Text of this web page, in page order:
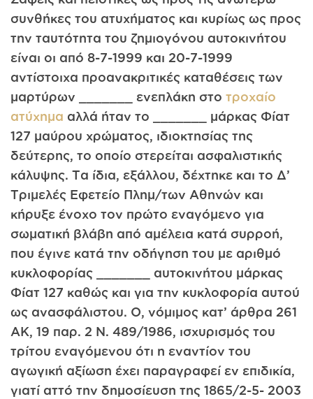
συνθήκες του ατυχήματος και κυρίως ως προς
την ταυτότητα του ζημιογόνου αυτοκινήτου
είναι οι από 8-7-1999 και 20-7-1999
αντίστοιχα προανακριτικές καταθέσεις των
μαρτύρων _______ ενεπλάκη στο τροχαίο
ατύχημα αλλά ήταν το _______ μάρκας Φίατ
127 μαύρου χρώματος, ιδιοκτησίας της
δεύτερης, το οποίο στερείται ασφαλιστικής
κάλυψης. Τα ίδια, εξάλλου, δέχτηκε και το Δ’
Τριμελές Εφετείο Πλημ/των Αθηνών και
κήρυξε ένοχο τον πρώτο εναγόμενο για
σωματική βλάβη από αμέλεια κατά συρροή,
που έγινε κατά την οδήγηση του με αριθμό
κυκλοφορίας _______ αυτοκινήτου μάρκας
Φίατ 127 καθώς και για την κυκλοφορία αυτού
ως ανασφάλιστου. Ο, νόμιμος κατ’ άρθρα 261
ΑΚ, 19 παρ. 2 Ν. 489/1986, ισχυρισμός του
τρίτου εναγόμενου ότι η εναντίον του
αγωγική αξίωση έχει παραγραφεί εν επιδικία,
γιατί αττό την δημοσίευση της 1865/2-5- 2003